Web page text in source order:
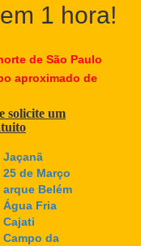
1 hora!
de São Paulo
aproximado de
solicite um
Jaçanã
25 de Março
arque Belém
Água Fria
Cajati
Campo da